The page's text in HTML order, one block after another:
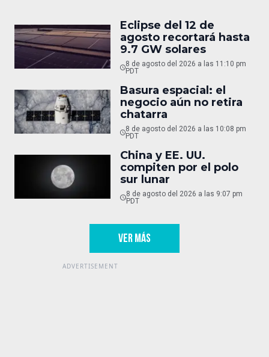
Eclipse del 12 de
agosto recortará hasta
9.7 GW solares
8 de agosto del 2026 a las 11:10 pm
PDT
Basura espacial: el
negocio aún no retira
chatarra
8 de agosto del 2026 a las 10:08 pm
PDT
China y EE. UU.
compiten por el polo
sur lunar
8 de agosto del 2026 a las 9:07 pm
PDT
VER MÁS